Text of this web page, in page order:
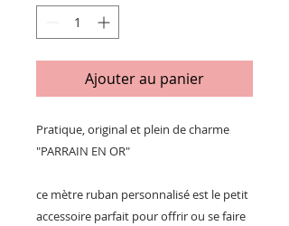
Ajouter au panier
Pratique, original et plein de charme
"PARRAIN EN OR"
ce mètre ruban personnalisé est le petit
accessoire parfait pour offrir ou se faire